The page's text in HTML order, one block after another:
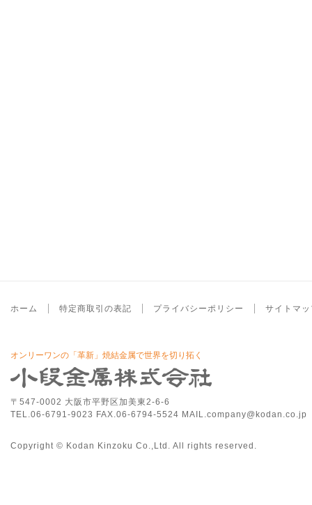
ホーム 特定商取引の表記 プライバシーポリシー サイトマ
オンリーワンの「革新」焼結金属で世界を切り拓く
〒547-0002 大阪市平野区加美東2-6-6
TEL.06-6791-9023 FAX.06-6794-5524 MAIL.company@kodan.co.jp
Copyright © Kodan Kinzoku Co.,Ltd. All rights reserved.